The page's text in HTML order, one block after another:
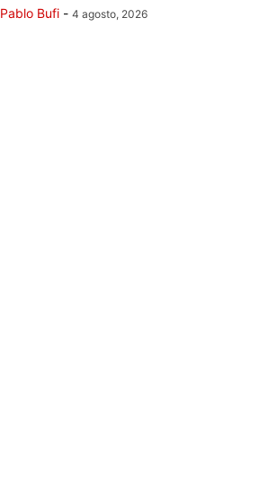
Pablo Bufi - 4 agosto, 2026